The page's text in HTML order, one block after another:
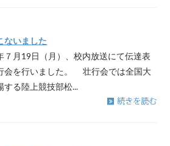
ないました
７月19日（月）、校内放送にて伝達表
会を行いました。 壮行会では全国大
する陸上競技部松...